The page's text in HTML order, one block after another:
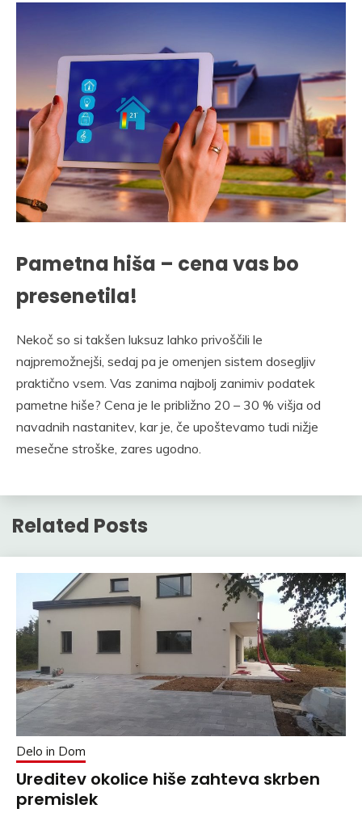
Pametna hiša – cena vas bo
presenetila!
Nekoč so si takšen luksuz lahko privoščili le
najpremožnejši, sedaj pa je omenjen sistem dosegljiv
praktično vsem. Vas zanima najbolj zanimiv podatek
pametne hiše? Cena je le približno 20 – 30 % višja od
navadnih nastanitev, kar je, če upoštevamo tudi nižje
mesečne stroške, zares ugodno.
Related Posts
Delo in Dom
Ureditev okolice hiše zahteva skrben
premislek